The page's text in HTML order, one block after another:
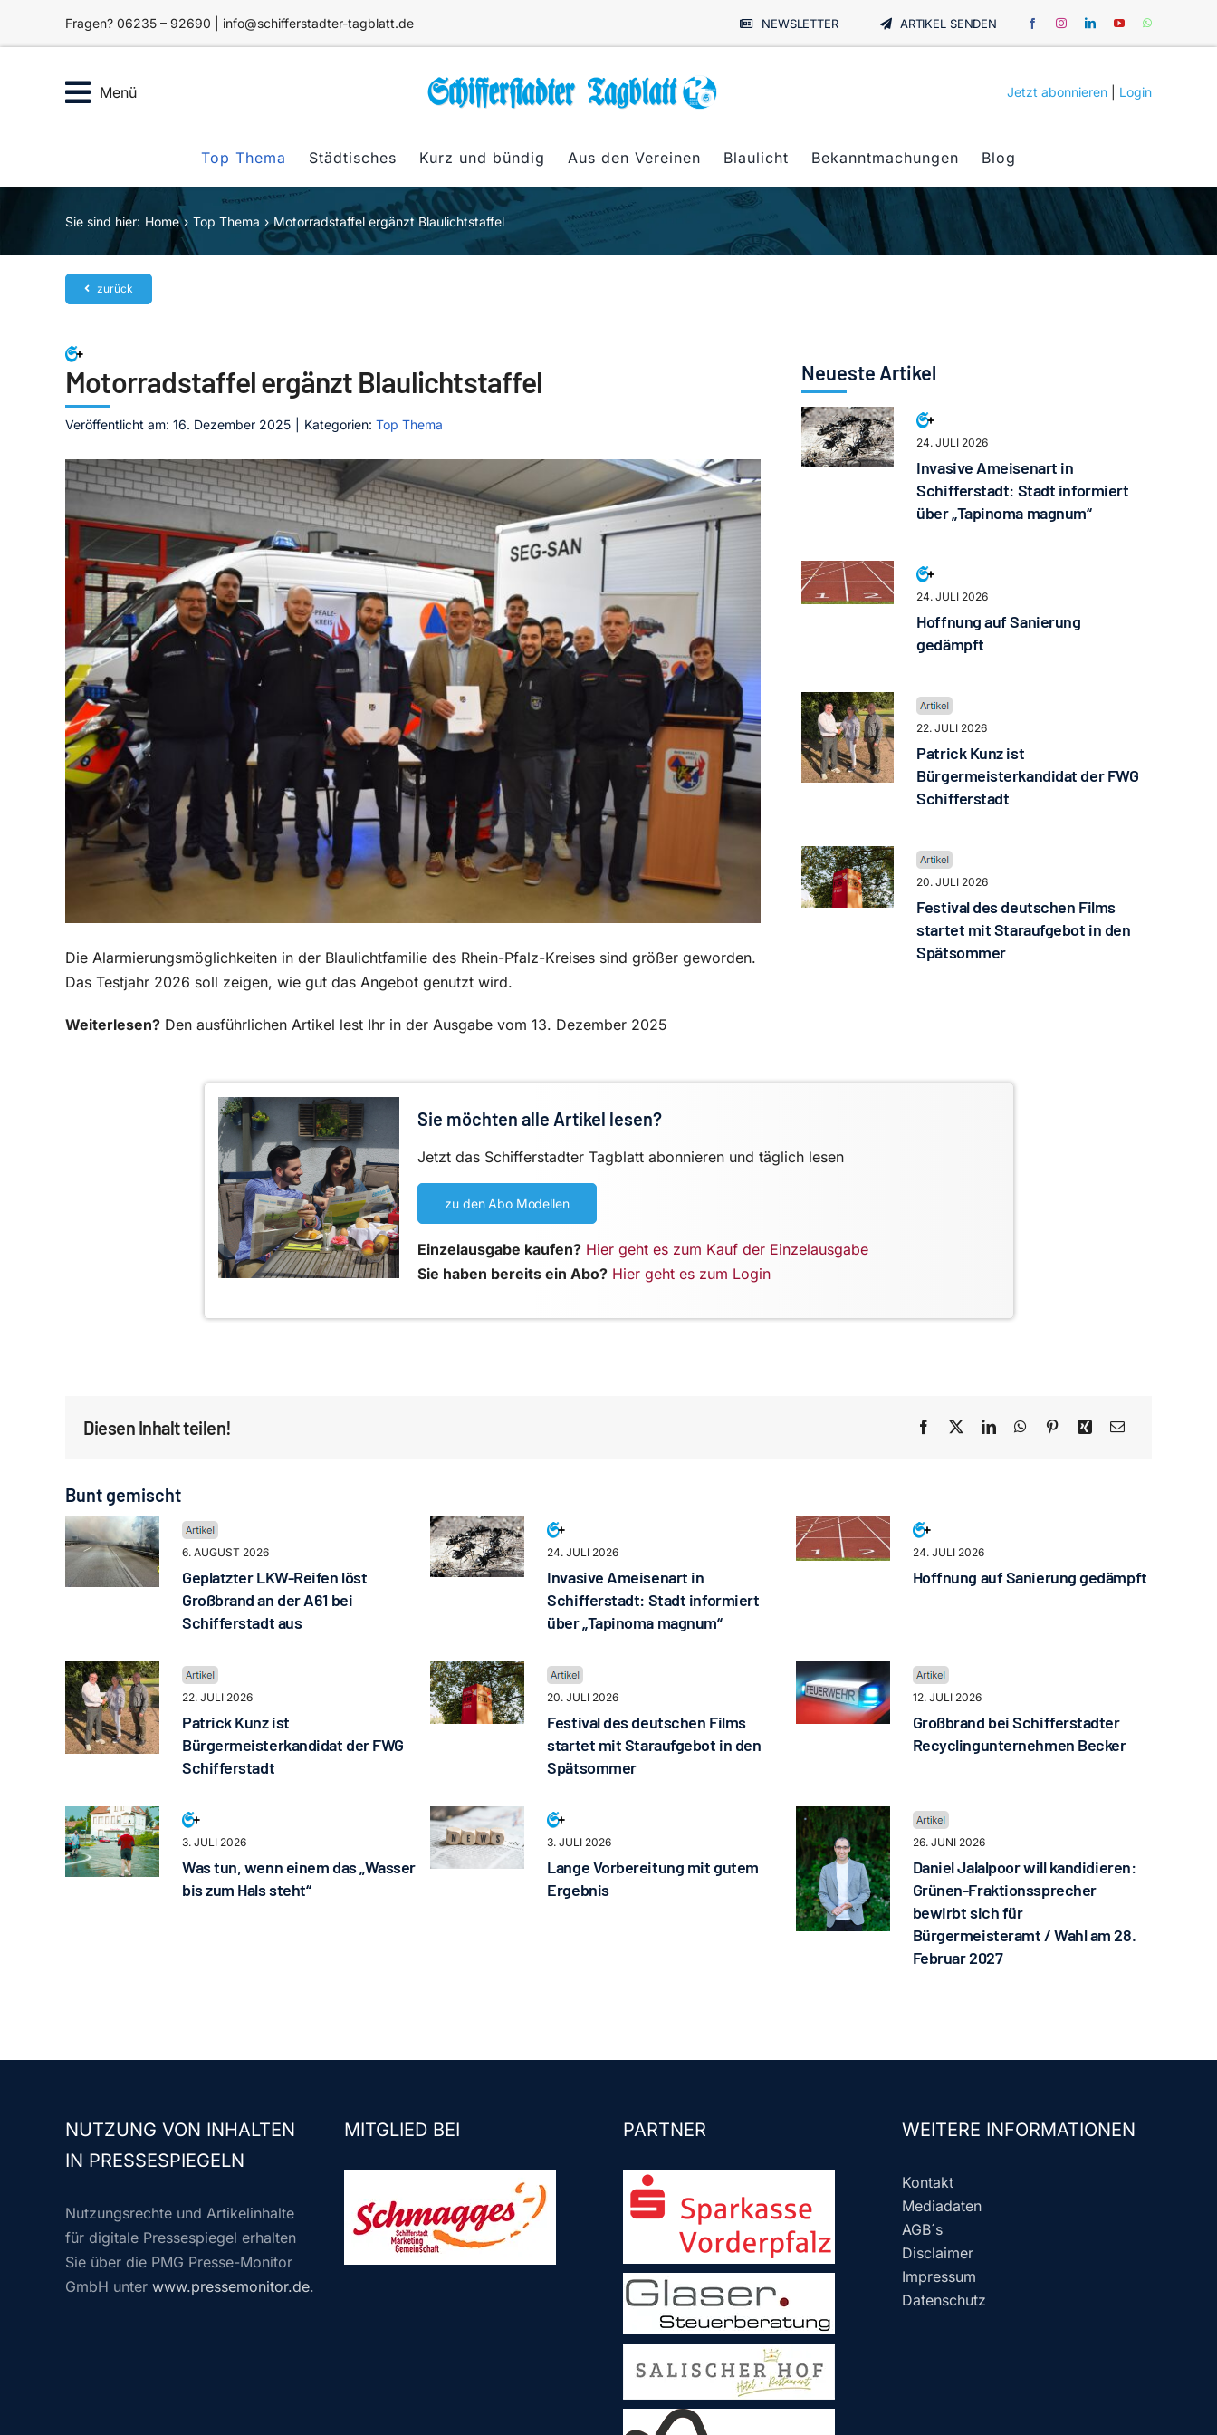
Fragen? 06235 – 92690 | info@schifferstadter-tagblatt.de NEWSLETTER ARTIKEL SENDEN
Menü Jetzt abonnieren Login
Top Thema Städtisches Kurz und bündig Aus den Vereinen Blaulicht Bekanntmachungen Blog
Sie sind hier: Home Top Thema Motorradstaffel ergänzt Blaulichtstaffel
zurück
Motorradstaffel ergänzt Blaulichtstaffel
Veröffentlicht am: 16. Dezember 2025 Kategorien: Top Thema
Die Alarmierungsmöglichkeiten in der Blaulichtfamilie des Rhein-Pfalz-Kreises sind größer geworden.
Das Testjahr 2026 soll zeigen, wie gut das Angebot genutzt wird.
Weiterlesen? Den ausführlichen Artikel lest Ihr in der Ausgabe vom 13. Dezember 2025
Neueste Artikel
24. JULI 2026
Invasive Ameisenart in
Schifferstadt: Stadt informiert
über „Tapinoma magnum“
24. JULI 2026
Hoffnung auf Sanierung
gedämpft
22. JULI 2026
Patrick Kunz ist
Bürgermeisterkandidat der FWG
Schifferstadt
20. JULI 2026
Festival des deutschen Films
startet mit Staraufgebot in den
Spätsommer
Sie möchten alle Artikel lesen?
Jetzt das Schifferstadter Tagblatt abonnieren und täglich lesen
zu den Abo Modellen
Einzelausgabe kaufen? Hier geht es zum Kauf der Einzelausgabe
Sie haben bereits ein Abo? Hier geht es zum Login
Diesen Inhalt teilen!
Bunt gemischt
6. AUGUST 2026
Geplatzter LKW-Reifen löst
Großbrand an der A61 bei
Schifferstadt aus
24. JULI 2026
Invasive Ameisenart in
Schifferstadt: Stadt informiert
über „Tapinoma magnum“
24. JULI 2026
Hoffnung auf Sanierung gedämpft
22. JULI 2026
Patrick Kunz ist
Bürgermeisterkandidat der FWG
Schifferstadt
20. JULI 2026
Festival des deutschen Films
startet mit Staraufgebot in den
Spätsommer
12. JULI 2026
Großbrand bei Schifferstadter
Recyclingunternehmen Becker
3. JULI 2026
Was tun, wenn einem das „Wasser
bis zum Hals steht“
3. JULI 2026
Lange Vorbereitung mit gutem
Ergebnis
26. JUNI 2026
Daniel Jalalpoor will kandidieren:
Grünen-Fraktionssprecher
bewirbt sich für
Bürgermeisteramt / Wahl am 28.
Februar 2027
NUTZUNG VON INHALTEN
IN PRESSESPIEGELN
Nutzungsrechte und Artikelinhalte
für digitale Pressespiegel erhalten
Sie über die PMG Presse-Monitor
GmbH unter www.pressemonitor.de.
MITGLIED BEI PARTNER WEITERE INFORMATIONEN
Kontakt
Mediadaten
AGB´s
Disclaimer
Impressum
Datenschutz